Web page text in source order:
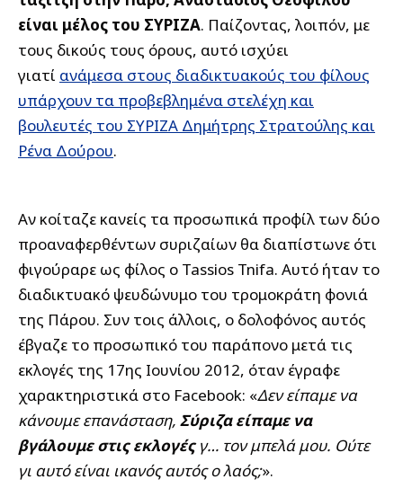
είναι μέλος του ΣΥΡΙΖΑ. Παίζοντας, λοιπόν, με
τους δικούς τους όρους, αυτό ισχύει
γιατί ανάμεσα στους διαδικτυακούς του φίλους
υπάρχουν τα προβεβλημένα στελέχη και
βουλευτές του ΣΥΡΙΖΑ Δημήτρης Στρατούλης και
Ρένα Δούρου.
Αν κοίταζε κανείς τα προσωπικά προφίλ των δύο
προαναφερθέντων συριζαίων θα διαπίστωνε ότι
φιγούραρε ως φίλος ο Tassios Tnifa. Αυτό ήταν το
διαδικτυακό ψευδώνυμο του τρομοκράτη φονιά
της Πάρου. Συν τοις άλλοις, ο δολοφόνος αυτός
έβγαζε το προσωπικό του παράπονο μετά τις
εκλογές της 17ης Ιουνίου 2012, όταν έγραφε
χαρακτηριστικά στο Facebook: «Δεν είπαμε να
κάνουμε επανάσταση, Σύριζα είπαμε να
βγάλουμε στις εκλογέςγ… τον μπελά μου. Ούτε
γι αυτό είναι ικανός αυτός ο λαός;».